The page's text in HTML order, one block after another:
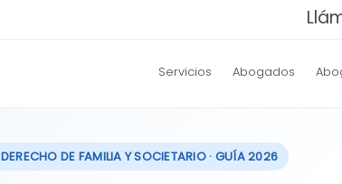
Servicios Abogados
DERECHO DE FAMILIA Y SOCIETARIO · GUÍA 2026